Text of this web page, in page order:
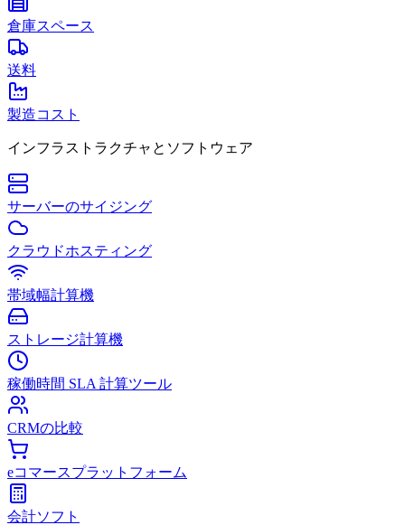
倉庫スペース
送料
製造コスト
インフラストラクチャとソフトウェア
サーバーのサイジング
クラウドホスティング
帯域幅計算機
ストレージ計算機
稼働時間 SLA 計算ツール
CRMの比較
eコマースプラットフォーム
会計ソフト